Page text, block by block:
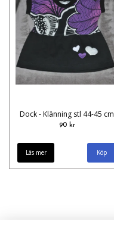
Dock - Klänning stl 44-45 cm
90 kr
Läs mer